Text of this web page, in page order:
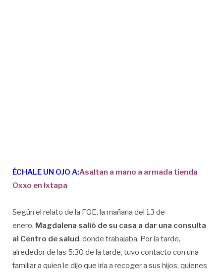
ÉCHALE UN OJO A:Asaltan a mano a armada tienda
Oxxo en Ixtapa
Según el relato de la FGE, la mañana del 13 de
enero, Magdalena salió de su casa a dar una consulta
al Centro de salud, donde trabajaba. Por la tarde,
alrededor de las 5:30 de la tarde, tuvo contacto con una
familiar a quien le dijo que iría a recoger a sus hijos, quienes